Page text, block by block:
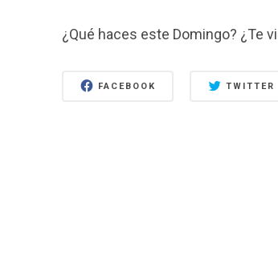
¿Qué haces este Domingo? ¿Te
FACEBOOK TWITTER